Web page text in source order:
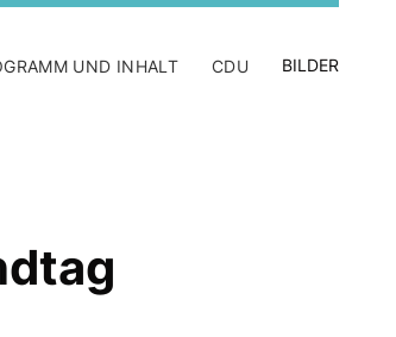
UND INHALT CDU BILDER